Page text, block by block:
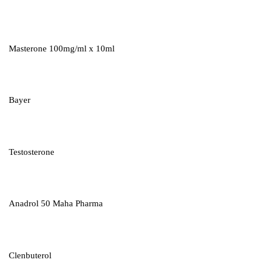
Masterone 100mg/ml x 10ml
Bayer
Testosterone
Anadrol 50 Maha Pharma
Clenbuterol